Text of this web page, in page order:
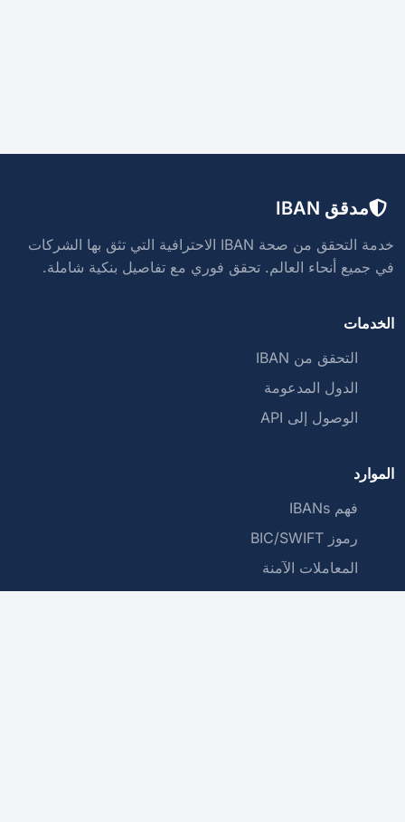
مدقق IBAN
خدمة التحقق من صحة IBAN الاحترافية التي تثق بها الشركات
في جميع أنحاء العالم. تحقق فوري مع تفاصيل بنكية شاملة.
الخدمات
التحقق من IBAN
الدول المدعومة
الوصول إلى API
الموارد
فهم IBANs
رموز BIC/SWIFT
المعاملات الآمنة